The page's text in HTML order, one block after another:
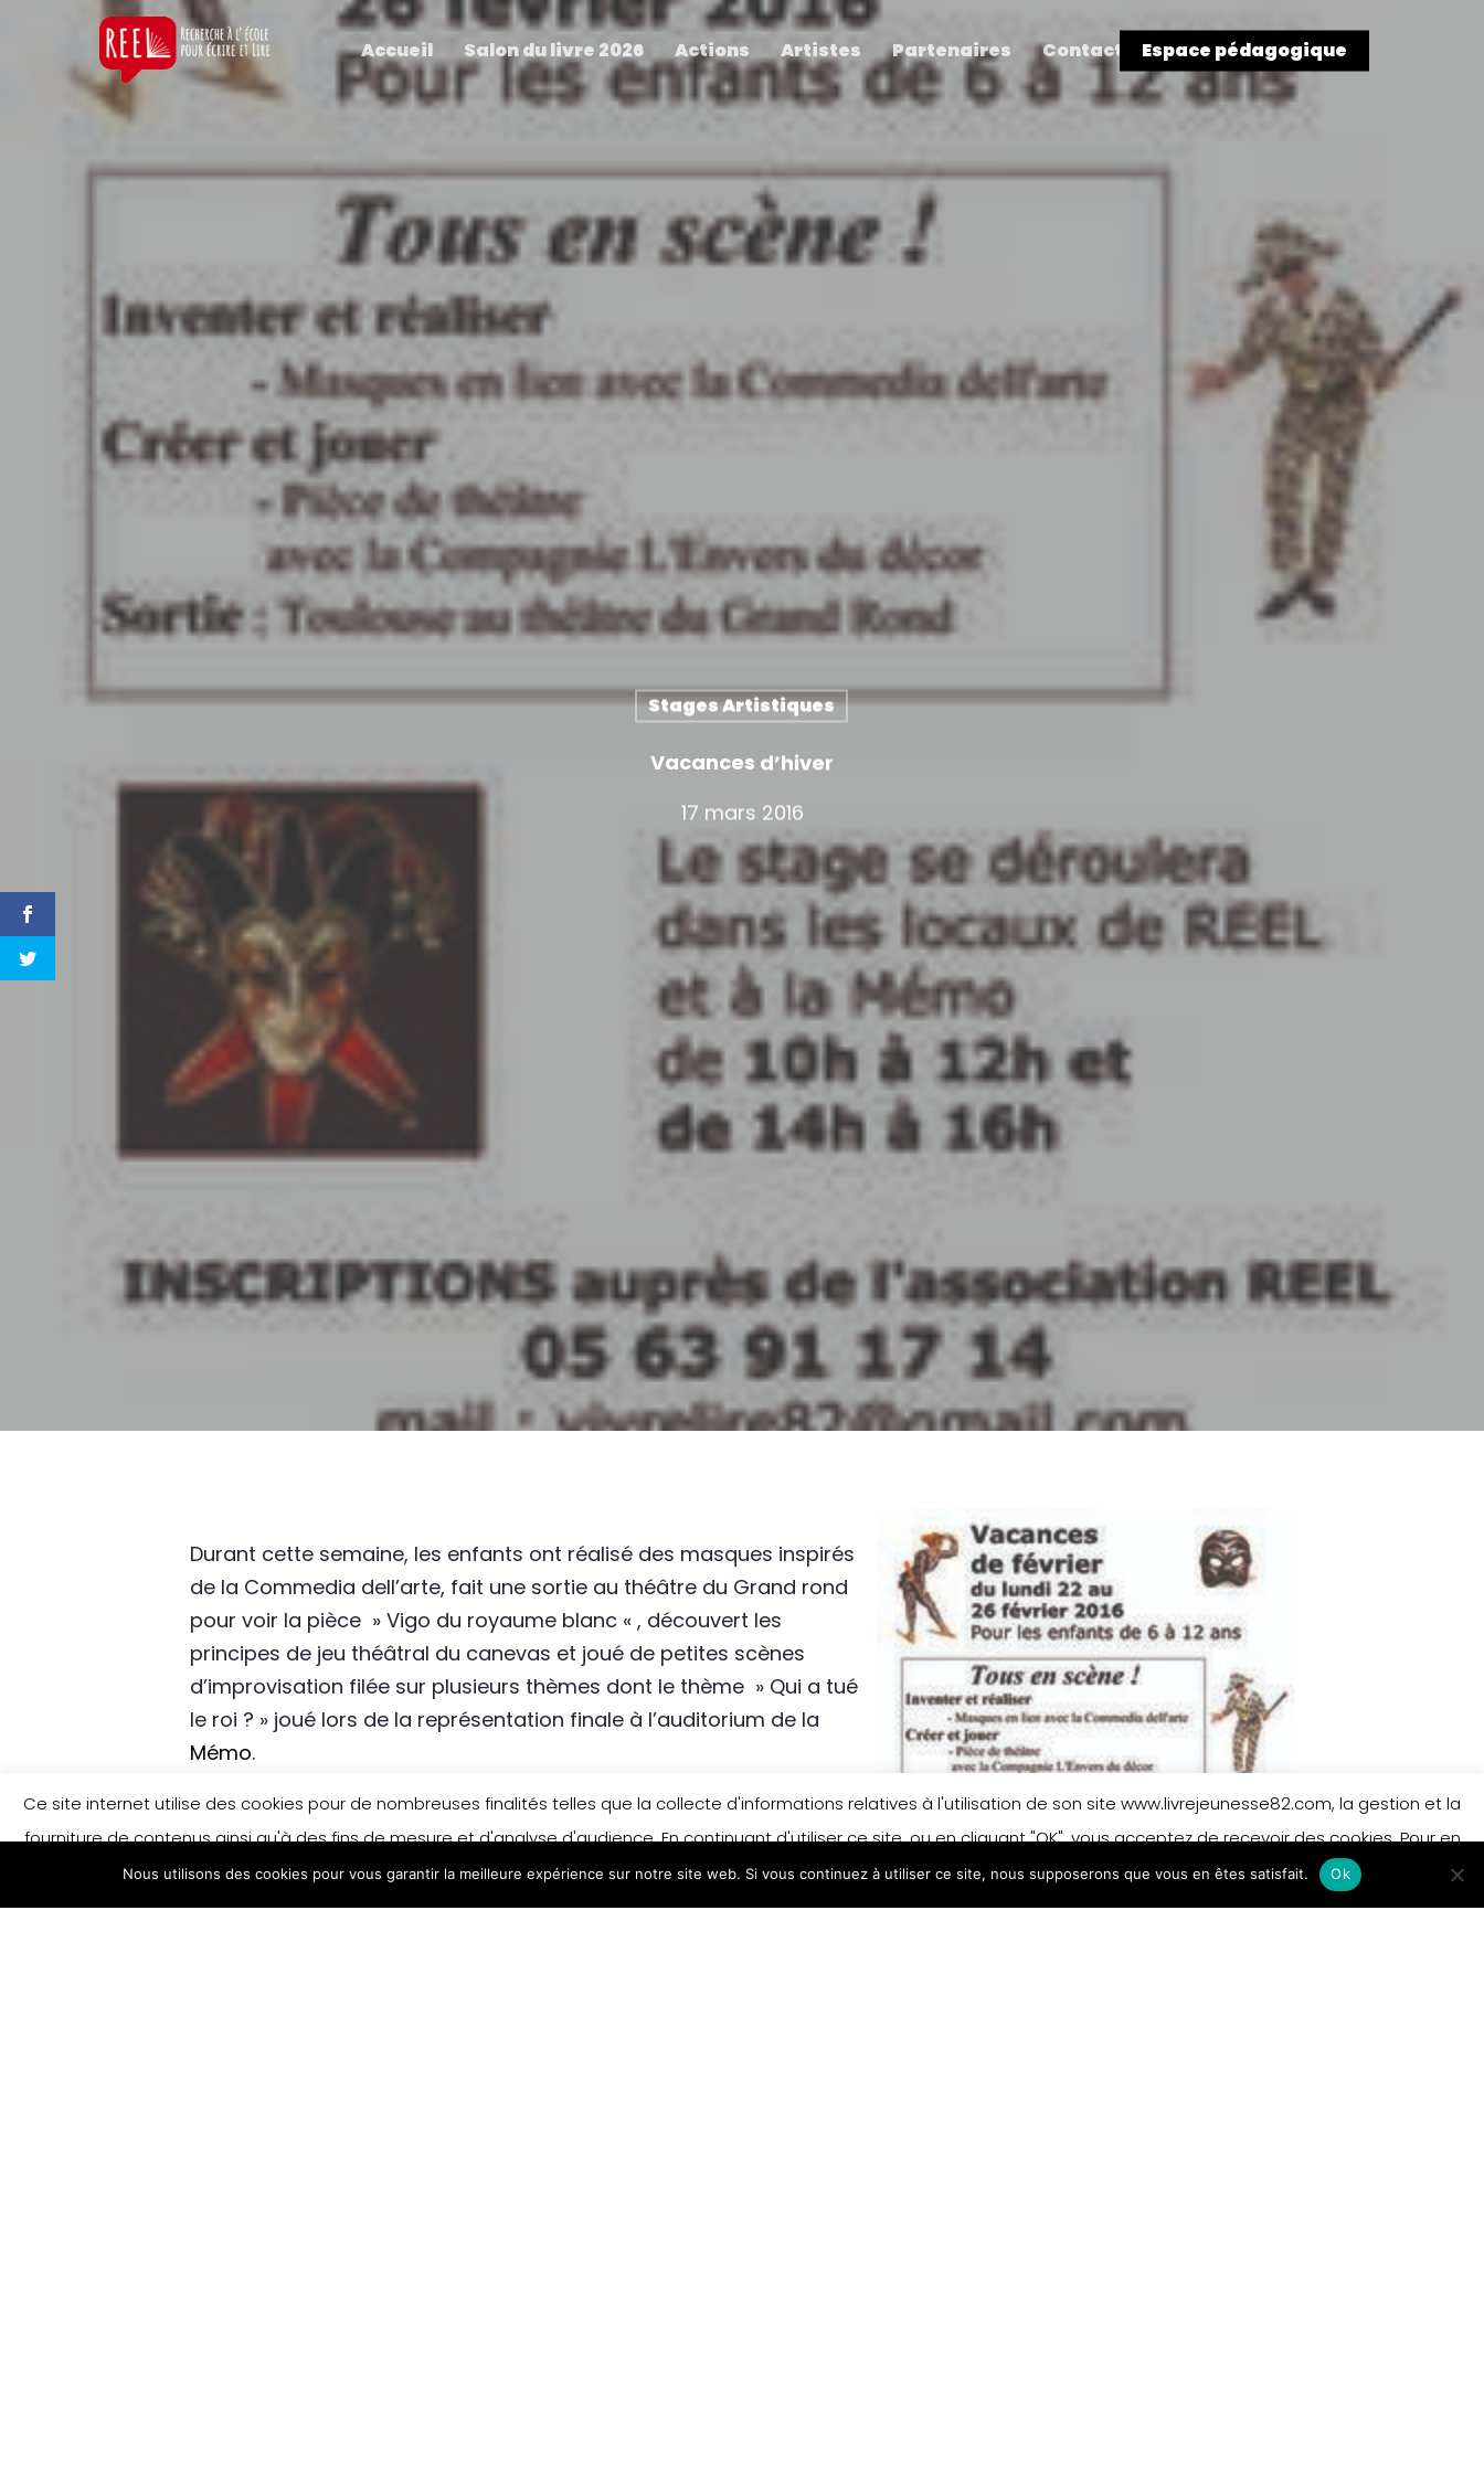
Accueil Salon du livre 2026 Actions Artistes Partenaires Contact Espace pédagogique
Stages Artistiques
Vacances d’hiver
17 mars 2016
Durant cette semaine, les enfants ont réalisé des masques inspirés
de la Commedia dell’arte, fait une sortie au théâtre du Grand rond
pour voir la pièce » Vigo du royaume blanc « , découvert les
principes de jeu théâtral du canevas et joué de petites scènes
d’improvisation filée sur plusieurs thèmes dont le thème » Qui a tué
le roi ? » joué lors de la représentation finale à l’auditorium de la
Mémo.
Ici, la vidéo du stage, réalisée par Bernard Marrou bénévole de
l’association.
Ce site internet utilise des cookies pour de nombreuses finalités telles que la collecte d'informations relatives à l'utilisation de son site www.livrejeunesse82.com, la gestion et la
fourniture de contenus ainsi qu'à des fins de mesure et d'analyse d'audience. En continuant d'utiliser ce site, ou en cliquant "OK", vous acceptez de recevoir des cookies. Pour en
savoir plus et/ou modifier vos préférences en matière de cookies, merci de vous référer à notre politique sur les cookies.
Accepter En savoir plus
Nous utilisons des cookies pour vous garantir la meilleure expérience sur notre site web. Si vous continuez à utiliser ce site, nous supposerons que vous en êtes satisfait. Ok